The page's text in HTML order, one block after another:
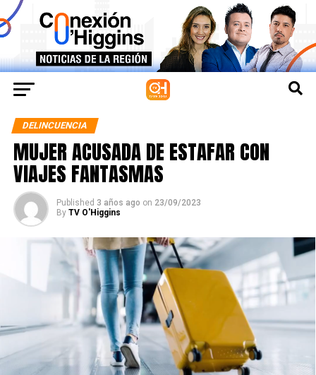
DELINCUENCIA
MUJER ACUSADA DE ESTAFAR CON
VIAJES FANTASMAS
Published 3 años ago on 23/09/2023
By TV O'Higgins